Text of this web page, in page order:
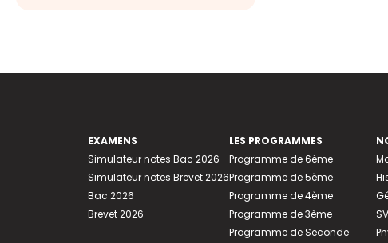
EXAMENS
Simulateur notes Bac 2026
Simulateur notes Brevet 2026
Bac 2026
Brevet 2026
LES PROGRAMMES
Programme de 6ème
Programme de 5ème
Programme de 4ème
Programme de 3ème
Programme de Seconde